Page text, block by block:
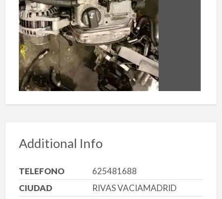
Additional Info
TELEFONO
625481688
CIUDAD
RIVAS VACIAMADRID